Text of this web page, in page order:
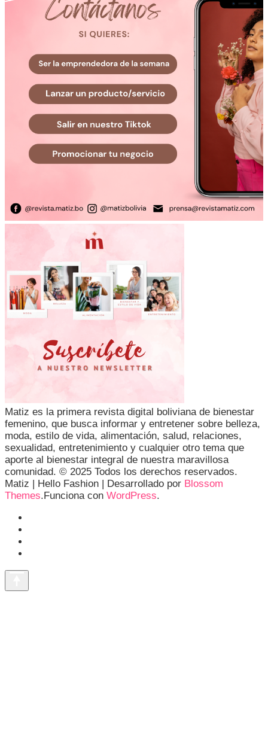
Matiz es la primera revista digital boliviana de bienestar
femenino, que busca informar y entretener sobre belleza,
moda, estilo de vida, alimentación, salud, relaciones,
sexualidad, entretenimiento y cualquier otro tema que
aporte al bienestar integral de nuestra maravillosa
comunidad. © 2025 Todos los derechos reservados.
Matiz | Hello Fashion | Desarrollado por Blossom
Themes.Funciona con WordPress.